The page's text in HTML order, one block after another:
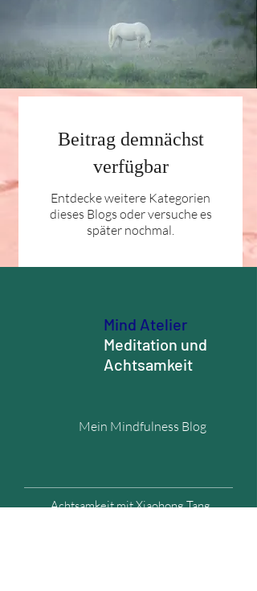
Beitrag demnächst
verfügbar
Entdecke weitere Kategorien
dieses Blogs oder versuche es
später nochmal.
Mind Atelier
Meditation und
Achtsamkeit
Mein Mindfulness Blog
Achtsamkeit mit Xiaohong Tang